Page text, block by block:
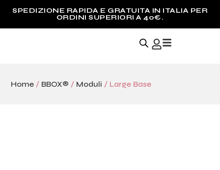
E GRATUITA IN ITALIA PER
SUPERIORI A 40€.
SPEDIZIONE
Home / BBOX® / Moduli / Large Base